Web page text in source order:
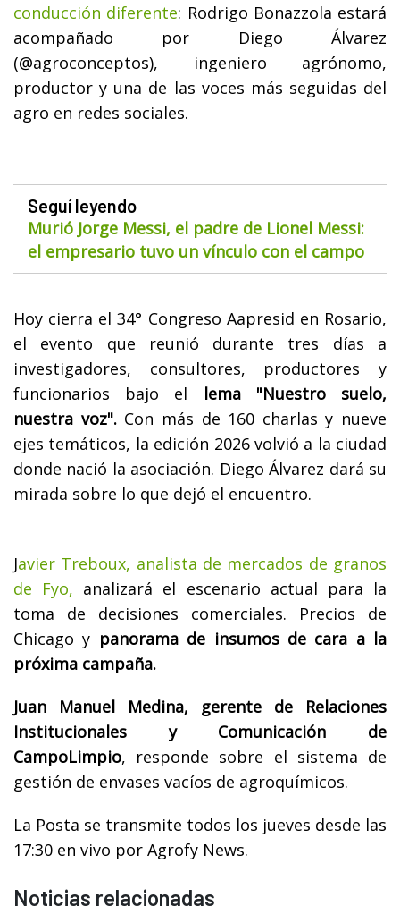
conducción diferente: Rodrigo Bonazzola estará
acompañado por Diego Álvarez
(@agroconceptos), ingeniero agrónomo,
productor y una de las voces más seguidas del
agro en redes sociales.
Seguí leyendo
Murió Jorge Messi, el padre de Lionel Messi:
el empresario tuvo un vínculo con el campo
Hoy cierra el 34° Congreso Aapresid en Rosario,
el evento que reunió durante tres días a
investigadores, consultores, productores y
funcionarios bajo el lema "Nuestro suelo,
nuestra voz".Con más de 160 charlas y nueve
ejes temáticos, la edición 2026 volvió a la ciudad
donde nació la asociación. Diego Álvarez dará su
mirada sobre lo que dejó el encuentro.
Javier Treboux, analista de mercados de granos
de Fyo, analizará el escenario actual para la
toma de decisiones comerciales. Precios de
Chicago y panorama de insumos de cara a la
próxima campaña.
Juan Manuel Medina, gerente de Relaciones
Institucionales y Comunicación de
CampoLimpio, responde sobre el sistema de
gestión de envases vacíos de agroquímicos.
La Posta se transmite todos los jueves desde las
17:30 en vivo por Agrofy News.
Noticias relacionadas